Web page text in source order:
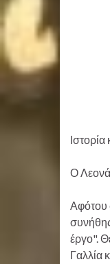
Ιστορία
Ο
Αφότου
έργο".
Γαλλία